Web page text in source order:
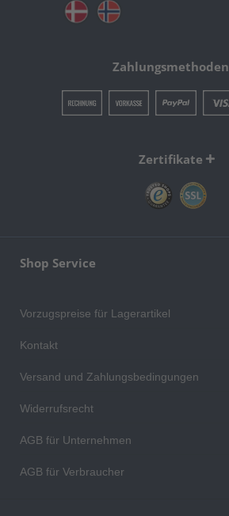
Zahlungsmethoden
Zertifikate
Shop Service
Vorzugspreise für Lagerartikel
Kontakt
Versand und Zahlungsbedingungen
Widerrufsrecht
AGB für Unternehmen
AGB für Verbraucher